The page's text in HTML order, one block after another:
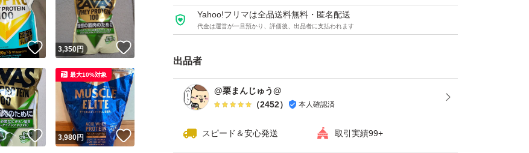
Yahoo!フリマは全品送料無料・匿名配送
代金は運営が一旦預かり、評価後、出品者に支払われます
出品者
@栗まんじゅう@
（2452） 本人確認済
スピード＆安心発送 取引実績99+
いいね！
3,350円
いいね！
3,980円 いいね！
最大10%対象